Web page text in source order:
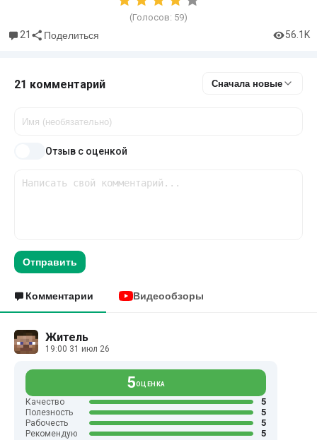
(Голосов: 59)
21 Поделиться 56.1K
21 комментарий Сначала новые
Отзыв с оценкой
Отправить
Комментарии Видеообзоры
Житель
19:00 31 июл 26
5ОЦЕНКА
Качество 5
Полезность 5
Рабочесть 5
Рекомендую 5